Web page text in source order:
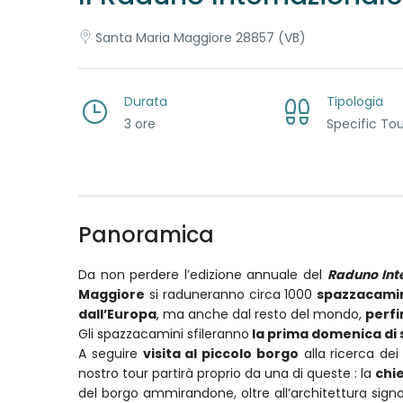
Santa Maria Maggiore 28857 (VB)
Durata
3 ore
Tipologia
Specific
Panoramica
Da non perdere l’edizione annuale del Raduno
Maggiore si raduneranno circa 1000
dall’Europa, ma anche dal resto del mondo,
Gli spazzacamini sfileranno la prima domenica
A seguire visita al piccolo borgo alla ricerca
nostro tour partirà proprio da una di queste : la
del borgo ammirandone, oltre all’architettura